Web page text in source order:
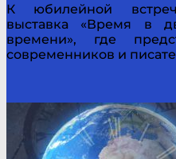
К юбилейной
выставка «Время в
времени», где
современников и